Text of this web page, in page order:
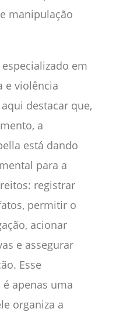
manipulação
em
e violência
destacar que,
a
está dando
para a
registrar
permitir o
acionar
e assegurar
Esse
apenas uma
organiza a